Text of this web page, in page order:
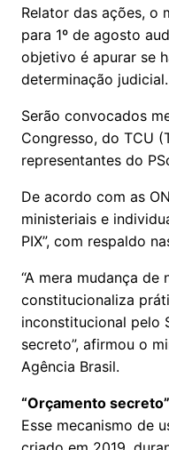
Relator das ações, o
para 1º de agosto
objetivo é apurar se
determinação judicial.
Serão convocados
Congresso, do TCU
representantes do
De acordo com as
ministeriais e
PIX”, com respaldo
“A mera mudança de
constitucionaliza
inconstitucional pelo
secreto”, afirmou o
Agência Brasil.
“Orçamento secreto”
Esse mecanismo de